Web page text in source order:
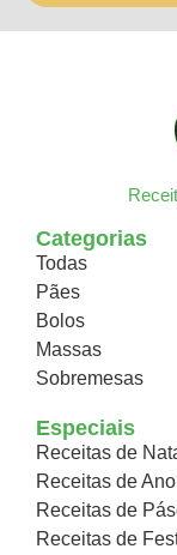
Categorias
Todas
Pães
Bolos
Massas
Sobremesas
Especiais
Receitas de
Receitas de
Receitas de
Receitas de